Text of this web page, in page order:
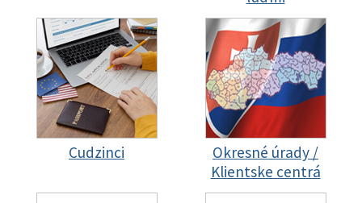
Cudzinci
Okresné úrady /
Klientske centrá